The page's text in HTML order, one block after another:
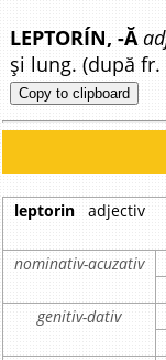
LEPTORÍN, -Ă
și lung. (după fr.
Copy to clipboard
leptorin adjectiv
nominativ-acuzativ
genitiv-dativ